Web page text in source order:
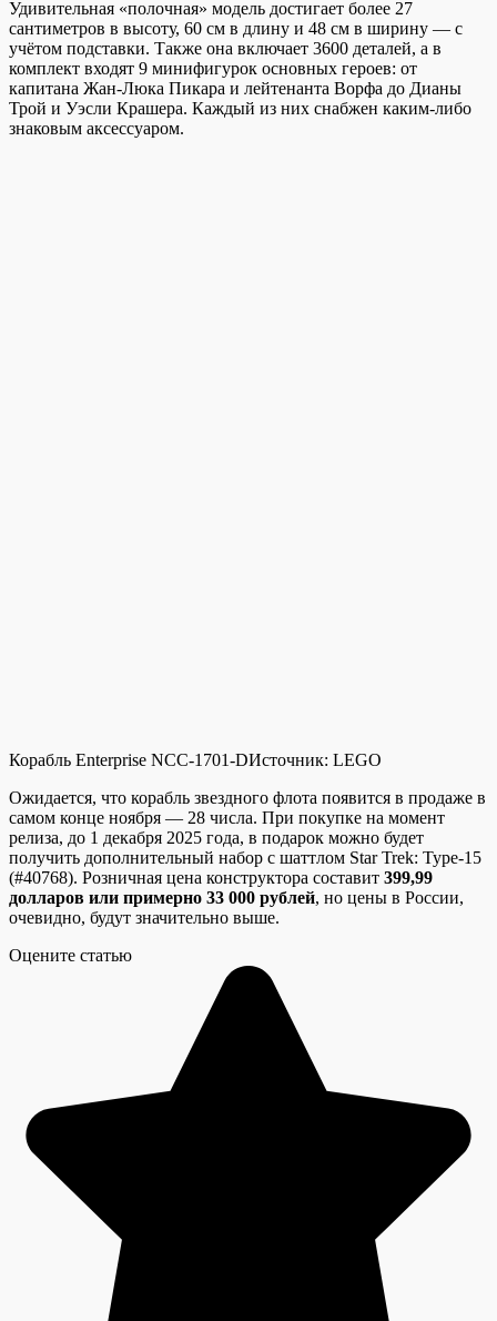
Удивительная «полочная» модель достигает более 27
сантиметров в высоту, 60 см в длину и 48 см в ширину — с
учётом подставки. Также она включает 3600 деталей, а в
комплект входят 9 минифигурок основных героев: от
капитана Жан-Люка Пикара и лейтенанта Ворфа до Дианы
Трой и Уэсли Крашера. Каждый из них снабжен каким-либо
знаковым аксессуаром.
Корабль Enterprise NCC-1701-DИсточник: LEGO
Ожидается, что корабль звездного флота появится в продаже в
самом конце ноября — 28 числа. При покупке на момент
релиза, до 1 декабря 2025 года, в подарок можно будет
получить дополнительный набор с шаттлом Star Trek: Type-15
(#40768). Розничная цена конструктора составит 399,99
долларов или примерно 33 000 рублей, но цены в России,
очевидно, будут значительно выше.
Оцените статью